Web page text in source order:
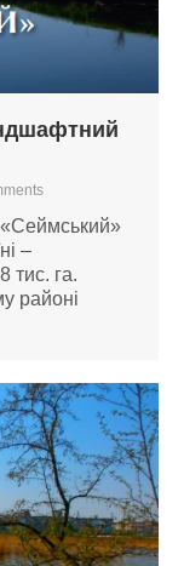
–
тис. га.
районі